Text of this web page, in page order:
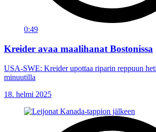
0:49
Kreider avaa maalihanat Bostonissa
USA-SWE: Kreider upottaa riparin reppuun
minuutilla
18. helmi 2025